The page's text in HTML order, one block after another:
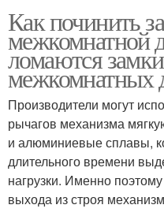
Как починить
межкомнатной
ломаются
межкомнатных
Производители могут
рычагов механизма
и алюминиевые сплавы,
длительного времени
нагрузки. Именно
выхода из строя